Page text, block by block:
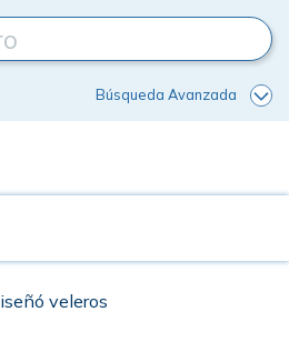
Búsqueda Avanzada
veleros